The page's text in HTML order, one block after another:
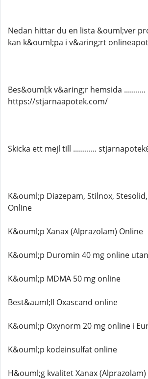
Nedan hittar du en lista &ouml;ver
kan k&ouml;pa i v&aring;rt
Bes&ouml;k v&aring;r hemsida ...........
https://stjarnaapotek.com/
Skicka ett mejl till ............
K&ouml;p Diazepam, Stilnox,
Online
K&ouml;p Xanax (Alprazolam) Online
K&ouml;p Duromin 40 mg online
K&ouml;p MDMA 50 mg online
Best&auml;ll Oxascand online
K&ouml;p Oxynorm 20 mg online i
K&ouml;p kodeinsulfat online
H&ouml;g kvalitet Xanax